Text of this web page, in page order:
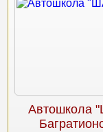
Автошкола